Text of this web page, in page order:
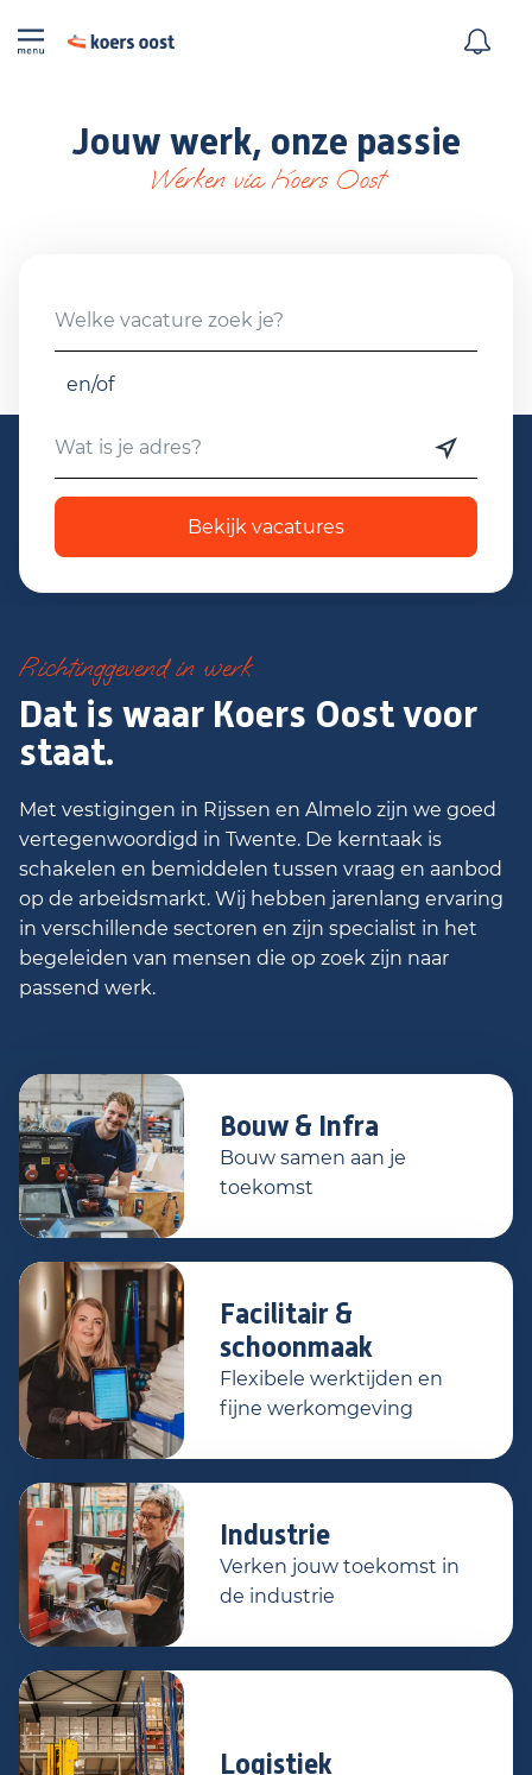
Jouw werk, onze passie
Werken via Koers Oost
en/of
Bekijk vacatures
Richtinggevend in werk
Dat is waar Koers Oost voor
staat.
Met vestigingen in Rijssen en Almelo zijn we goed
vertegenwoordigd in Twente. De kerntaak is
schakelen en bemiddelen tussen vraag en aanbod
op de arbeidsmarkt. Wij hebben jarenlang ervaring
in verschillende sectoren en zijn specialist in het
begeleiden van mensen die op zoek zijn naar
passend werk.
Bouw & Infra
Bouw samen aan je
toekomst
Facilitair &
schoonmaak
Flexibele werktijden en
fijne werkomgeving
Industrie
Verken jouw toekomst in
de industrie
Logistiek